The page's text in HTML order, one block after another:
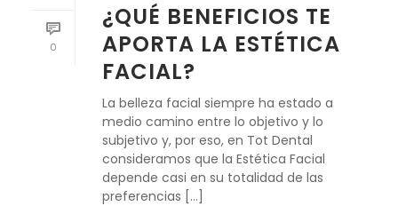
0
¿QUÉ BENEFICIOS TE
APORTA LA ESTÉTICA
FACIAL?
La belleza facial siempre ha estado a
medio camino entre lo objetivo y lo
subjetivo y, por eso, en Tot Dental
consideramos que la Estética Facial
depende casi en su totalidad de las
preferencias [...]